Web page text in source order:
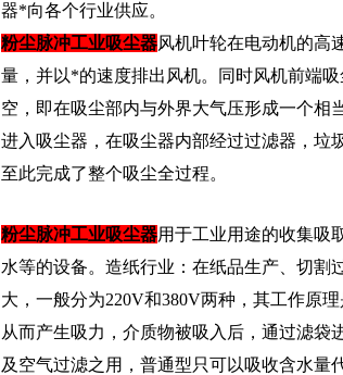
器*向各个行业供应。
粉尘脉冲工业吸尘器风机叶轮在电动机的高
量，并以*的速度排出风机。同时风机前端
空，即在吸尘部内与外界大气压形成一个相
进入吸尘器，在吸尘器内部经过过滤器，垃
至此完成了整个吸尘全过程。
粉尘脉冲工业吸尘器用于工业用途的收集吸
水等的设备。造纸行业：在纸品生产、切割
大，一般分为220V和380V两种，其工作原
从而产生吸力，介质物被吸入后，通过滤袋
及空气过滤之用，普通型只可以吸收含水量